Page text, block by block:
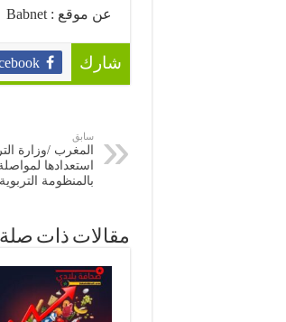
عن موقع : Babnet
شارك
سابق
المغرب /وزارة
استعدادها
بالمنظومة التربوية
مقالات ذات صلة